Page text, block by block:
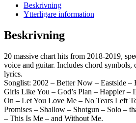
Beskrivning
Ytterligare information
Beskrivning
20 massive chart hits from 2018-2019,
voice and guitar. Includes chord symbols,
lyrics.
Songlist: 2002 – Better Now – Eastside –
Girls Like You – God’s Plan – Happier
On – Let You Love Me – No Tears Left
Promises – Shallow – Shotgun – Solo –
– This Is Me – and Without Me.